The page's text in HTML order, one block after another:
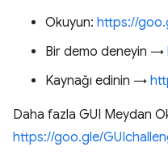
Okuyun: https://
Bir demo deneyin →
Kaynağı edinin →
Daha fazla GUI Meydan
https://goo.gle/